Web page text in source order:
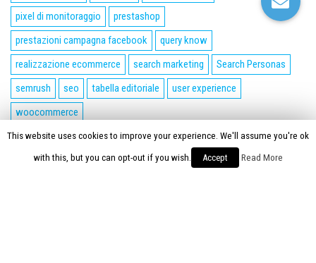
pixel di monitoraggio
prestashop
prestazioni campagna facebook
query know
realizzazione ecommerce
search marketing
Search Personas
semrush
seo tabella editoriale
user experience
woocommerce
Proudly powered byWordPress |Tema:Envo Magazine
This website uses cookies to improve your experience. We'll assume you're ok
with this, but you can opt-out if you wish. Accept Read More